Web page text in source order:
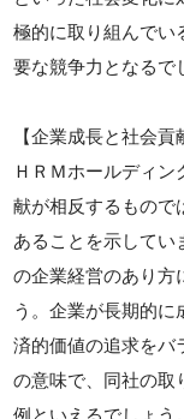
極的に取り組んでい
要な競争力となるで
【企業成長と社会貢
ＨＲＭホールディ
献が相反するもので
あることを示してい
の企業経営のあり方
う。企業が長期的に
済的価値の追求をバ
の意味で、同社の取
例といえるでしょう。